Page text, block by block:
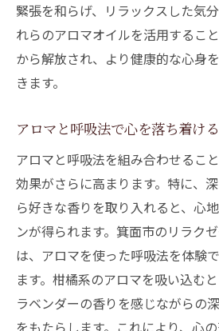
緊張を和らげ、リラックスした気
れらのアロマオイルを活用するこ
から解放され、より健康的な心身
きます。
アロマと呼吸法で心を落ち着ける
アロマと呼吸法を組み合わせるこ
効果がさらに高まります。特に、
ら好きな香りを取り入れると、心
ンが得られます。箕面市のリラク
は、アロマを使った呼吸法を体験
ます。柑橘系のアロマを吸い込む
ラベンダーの香りを感じながらの
をもたらします。これにより、心